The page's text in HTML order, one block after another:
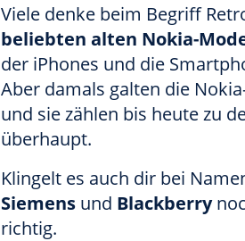
Viele denke beim Begriff
beliebten alten Nokia-
der iPhones und die
Aber damals galten die
und sie zählen bis heute zu
überhaupt.
Klingelt es auch dir bei
Siemens und Blackberry
richtig.